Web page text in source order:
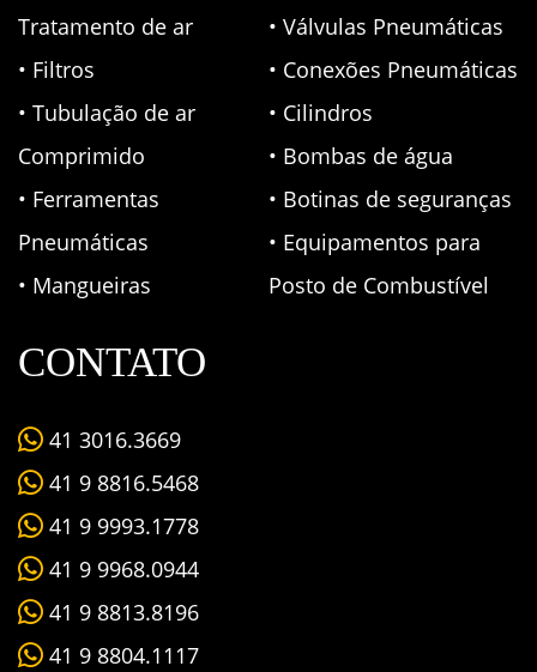
Tratamento de ar
• Filtros
• Tubulação de ar
Comprimido
• Ferramentas
Pneumáticas
• Mangueiras
• Válvulas Pneumáticas
• Conexões Pneumáticas
• Cilindros
• Bombas de água
• Botinas de seguranças
• Equipamentos para
Posto de Combustível
CONTATO
41 3016.3669
41 9 8816.5468
41 9 9993.1778
41 9 9968.0944
41 9 8813.8196
41 9 8804.1117